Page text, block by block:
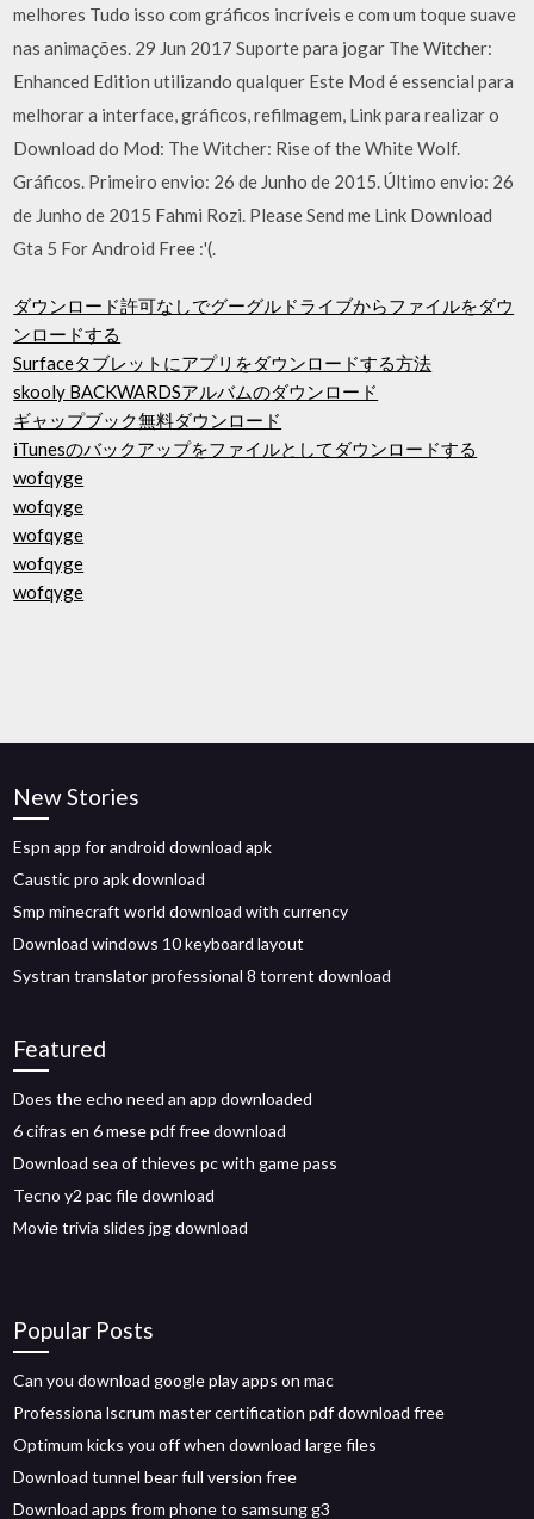
melhores Tudo isso com gráficos incríveis e com um toque suave
nas animações. 29 Jun 2017 Suporte para jogar The Witcher:
Enhanced Edition utilizando qualquer Este Mod é essencial para
melhorar a interface, gráficos, refilmagem, Link para realizar o
Download do Mod: The Witcher: Rise of the White Wolf.
Gráficos. Primeiro envio: 26 de Junho de 2015. Último envio: 26
de Junho de 2015 Fahmi Rozi. Please Send me Link Download
Gta 5 For Android Free :'(.
ダウンロード許可なしでグーグルドライブからファイルをダウ
ンロードする
Surfaceタブレットにアプリをダウンロードする方法
skooly BACKWARDSアルバムのダウンロード
ギャップブック無料ダウンロード
iTunesのバックアップをファイルとしてダウンロードする
wofqyge
wofqyge
wofqyge
wofqyge
wofqyge
New Stories
Espn app for android download apk
Caustic pro apk download
Smp minecraft world download with currency
Download windows 10 keyboard layout
Systran translator professional 8 torrent download
Featured
Does the echo need an app downloaded
6 cifras en 6 mese pdf free download
Download sea of thieves pc with game pass
Tecno y2 pac file download
Movie trivia slides jpg download
Popular Posts
Can you download google play apps on mac
Professiona lscrum master certification pdf download free
Optimum kicks you off when download large files
Download tunnel bear full version free
Download apps from phone to samsung g3